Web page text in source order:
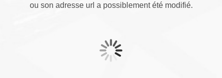
ou son adresse url a possiblement été modifié.